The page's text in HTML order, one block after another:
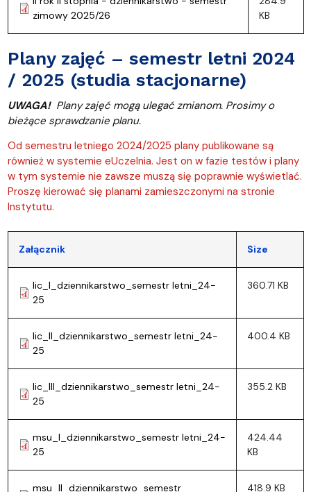
zimowy 2025/26
KB
Plany zajęć – semestr letni 2024
/ 2025 (studia stacjonarne)
UWAGA! Plany zajęć mogą ulegać zmianom. Prosimy o
bieżące sprawdzanie planu.
Od semestru letniego 2024/2025 plany publikowane są
również w systemie eUczelnia. Jest on w fazie testów i plany
w tym systemie nie zawsze muszą się poprawnie wyświetlać.
Proszę kierować się planami zamieszczonymi na stronie
Instytutu.
Załącznik Size
lic_I_dziennikarstwo_semestr letni_24-
25
360.71 KB
lic_II_dziennikarstwo_semestr letni_24-
25
400.4 KB
lic_III_dziennikarstwo_semestr letni_24-
25
355.2 KB
msu_I_dziennikarstwo_semestr letni_24-
25
424.44
KB
msu_II_dziennikarstwo_semestr 418.9 KB